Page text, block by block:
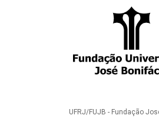
UFRJ/FUJB - Fundação